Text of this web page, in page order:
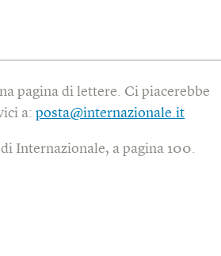
pagina di lettere. Ci piacerebbe
a:posta@internazionale.it
di Internazionale, a pagina 100.